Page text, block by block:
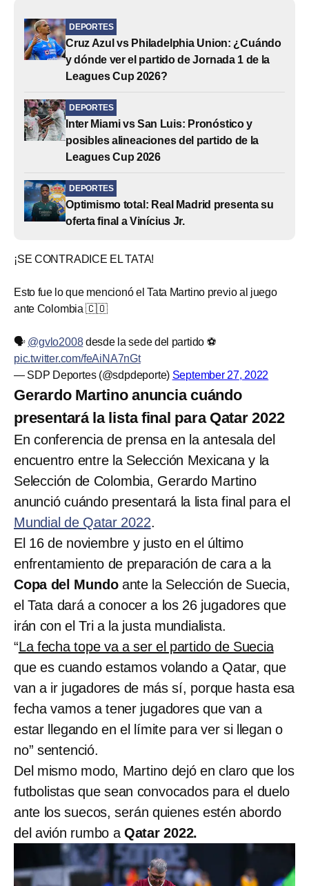
DEPORTES
Cruz Azul vs Philadelphia Union: ¿Cuándo
y dónde ver el partido de Jornada 1 de la
Leagues Cup 2026?
DEPORTES
Inter Miami vs San Luis: Pronóstico y
posibles alineaciones del partido de la
Leagues Cup 2026
DEPORTES
Optimismo total: Real Madrid presenta su
oferta final a Vinícius Jr.
¡SE CONTRADICE EL TATA!
Esto fue lo que mencionó el Tata Martino previo al juego
ante Colombia 🇨🇴
🗣️ @gvlo2008desde la sede del partido ⚽
pic.twitter.com/feAiNA7nGt
— SDP Deportes (@sdpdeporte) September 27, 2022
Gerardo Martino anuncia cuándo
presentará la lista final para Qatar 2022
En conferencia de prensa en la antesala del
encuentro entre la Selección Mexicana y la
Selección de Colombia, Gerardo Martino
anunció cuándo presentará la lista final para el
Mundial de Qatar 2022.
El 16 de noviembre y justo en el último
enfrentamiento de preparación de cara a la
Copa del Mundoante la Selección de Suecia,
el Tata dará a conocer a los 26 jugadores que
irán con el Tri a la justa mundialista.
“La fecha tope va a ser el partido de Suecia
que es cuando estamos volando a Qatar, que
van a ir jugadores de más sí, porque hasta esa
fecha vamos a tener jugadores que van a
estar llegando en el límite para ver si llegan o
no” sentenció.
Del mismo modo, Martino dejó en claro que los
futbolistas que sean convocados para el duelo
ante los suecos, serán quienes estén abordo
del avión rumbo a Qatar 2022.